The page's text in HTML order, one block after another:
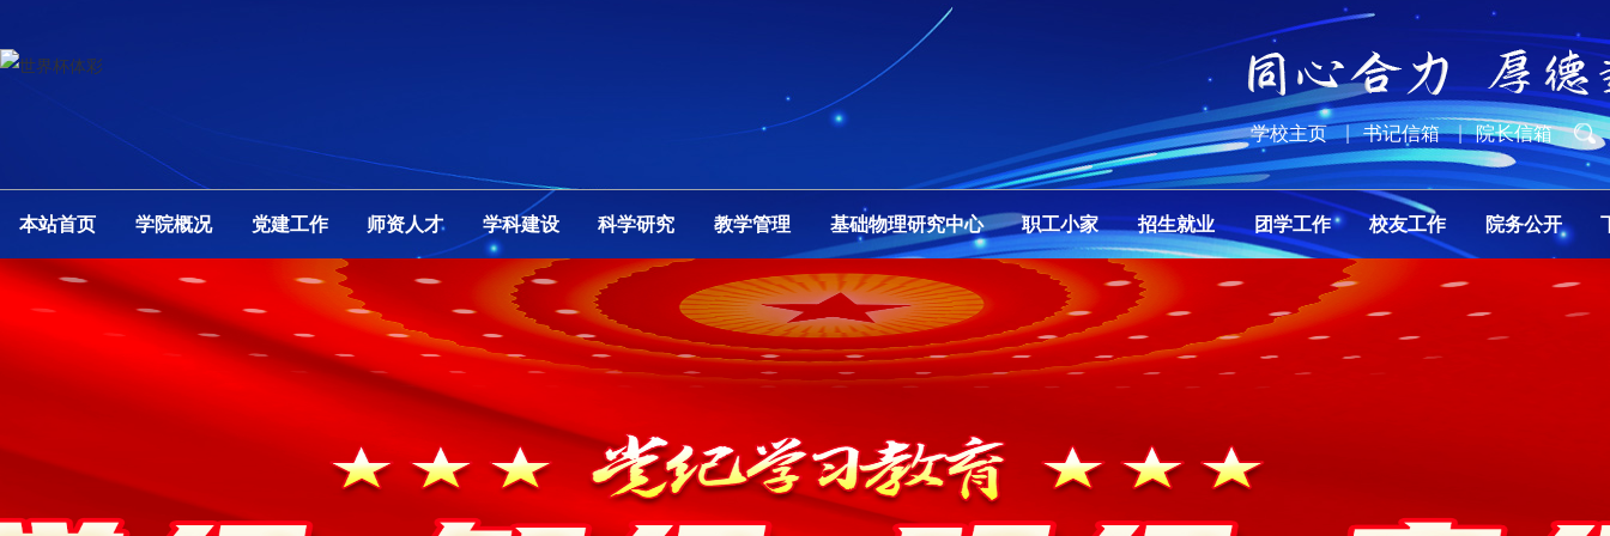
学校主页 书记信箱 院长信箱
本站首页 学院概况 党建工作 师资人才 学科建设 科学研究 教学管理 基础物理研究中心 职工小家 招生就业 团学工作 校友工作 院务公开